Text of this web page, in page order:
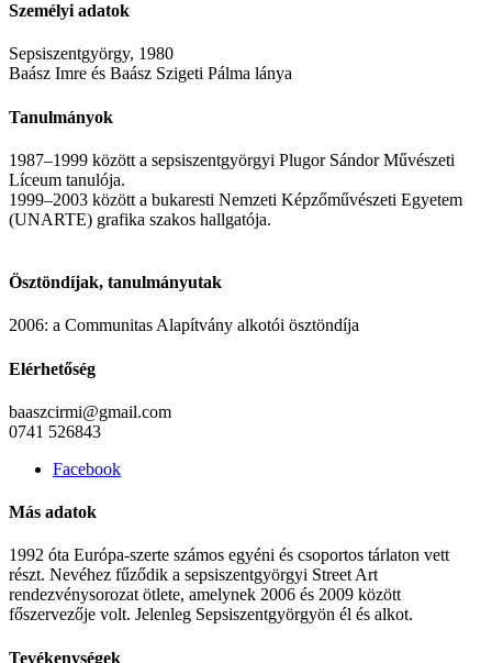
Személyi adatok
Sepsiszentgyörgy, 1980
Baász Imre és Baász Szigeti Pálma lánya
Tanulmányok
1987–1999 között a sepsiszentgyörgyi Plugor Sándor Művészeti
Líceum tanulója.
1999–2003 között a bukaresti Nemzeti Képzőművészeti Egyetem
(UNARTE) grafika szakos hallgatója.
Ösztöndíjak, tanulmányutak
2006: a Communitas Alapítvány alkotói ösztöndíja
Elérhetőség
baaszcirmi@gmail.com
0741 526843
Facebook
Más adatok
1992 óta Európa-szerte számos egyéni és csoportos tárlaton vett
részt. Nevéhez fűződik a sepsiszentgyörgyi Street Art
rendezvénysorozat ötlete, amelynek 2006 és 2009 között
főszervezője volt. Jelenleg Sepsiszentgyörgyön él és alkot.
Tevékenységek